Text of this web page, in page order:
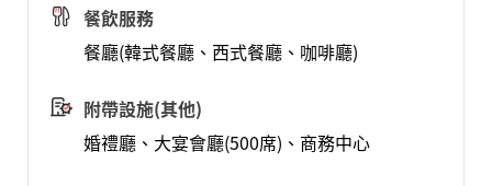
餐飲服務
餐廳(韓式餐廳、西式餐廳、咖啡廳)
附帶設施(其他)
婚禮廳、大宴會廳(500席)、商務中心